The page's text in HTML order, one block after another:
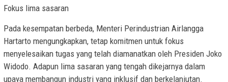
Fokus lima sasaran
Pada kesempatan berbeda, Menteri Perindustrian Airlangga
Hartarto mengungkapkan, tetap komitmen untuk fokus
menyelesaikan tugas yang telah diamanatkan oleh Presiden Joko
Widodo. Adapun lima sasaran yang tengah dikejarnya dalam
upaya membangun industri yang inklusif dan berkelanjutan.